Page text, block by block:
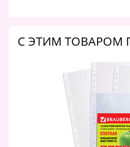
C ЭТИМ ТОВАРОМ